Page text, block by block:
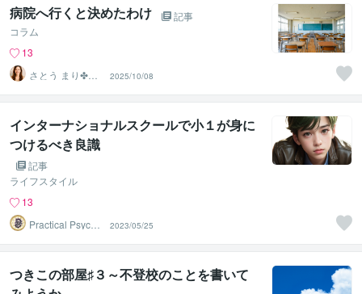
病院へ行くと決めたわけ
記事
コラム
13
さとう まり✤悩
めるあなたのそ
ばにいます
2025/10/08
インターナショナルスクールで小１が身に
つけるべき良識
記事
ライフスタイル
13
Practical Psycho
2023/05/25
つきこの部屋♯３～不登校のことを書いて